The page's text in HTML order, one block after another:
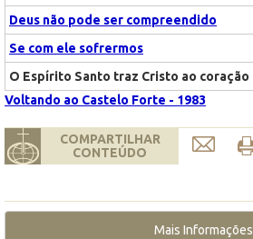
Deus não pode ser compreendido
Se com ele sofrermos
O Espírito Santo traz Cristo ao coração
Voltando ao Castelo Forte - 1983
COMPARTILHAR
CONTEÚDO
Mais Informações